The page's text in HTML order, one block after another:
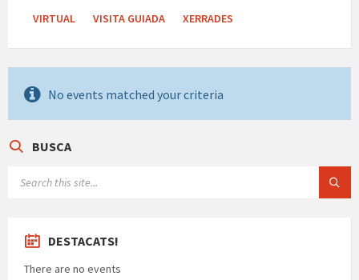
VIRTUAL
VISITA GUIADA XERRADES
No events matched your criteria
BUSCA
DESTACATS!
There are no events